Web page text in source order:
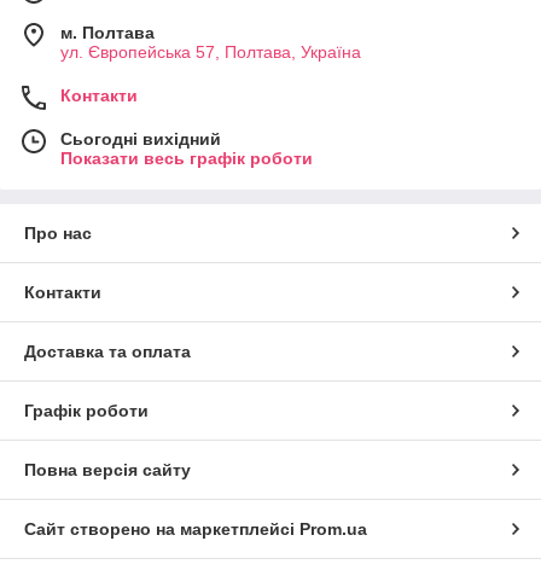
м. Полтава
ул. Європейська 57, Полтава, Україна
Контакти
Сьогодні вихідний
Показати весь графік роботи
Про нас
Контакти
Доставка та оплата
Графік роботи
Повна версія сайту
Сайт створено на маркетплейсі Prom.ua